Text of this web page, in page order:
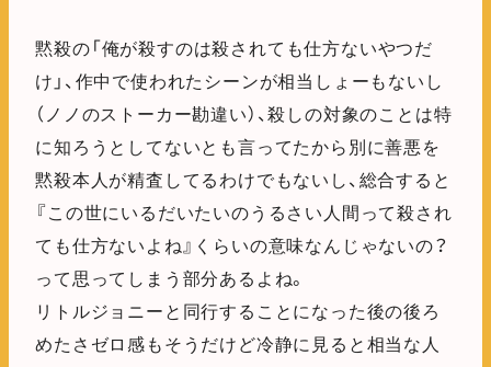
黙殺の「俺が殺すのは殺されても仕方ないやつだ
け」、作中で使われたシーンが相当しょーもないし
（ノノのストーカー勘違い）、殺しの対象のことは特
に知ろうとしてないとも言ってたから別に善悪を
黙殺本人が精査してるわけでもないし、総合すると
『この世にいるだいたいのうるさい人間って殺され
ても仕方ないよね』くらいの意味なんじゃないの？
って思ってしまう部分あるよね。
リトルジョニーと同行することになった後の後ろ
めたさゼロ感もそうだけど冷静に見ると相当な人